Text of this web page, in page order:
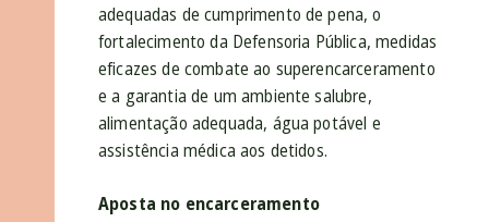
adequadas de cumprimento de pena, o
fortalecimento da Defensoria Pública, medidas
eficazes de combate ao superencarceramento
e a garantia de um ambiente salubre,
alimentação adequada, água potável e
assistência médica aos detidos.
Aposta no encarceramento